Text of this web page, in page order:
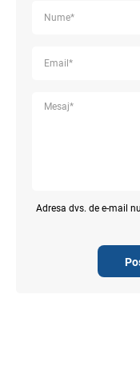
Adresa dvs. de e-mail